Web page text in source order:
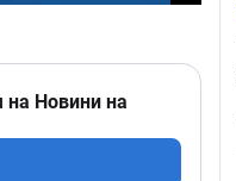
на Новини на